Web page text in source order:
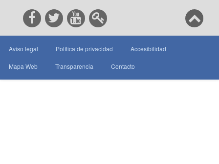
Aviso legal Política de privacidad Accesibilidad
Mapa Web Transparencia Contacto